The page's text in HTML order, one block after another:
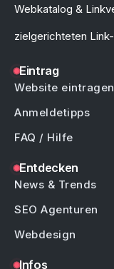
Webkatalog &
zielgerichteten
Eintrag
Website eintragen
Anmeldetipps
FAQ / Hilfe
Entdecken
News & Trends
SEO Agenturen
Webdesign
Infos